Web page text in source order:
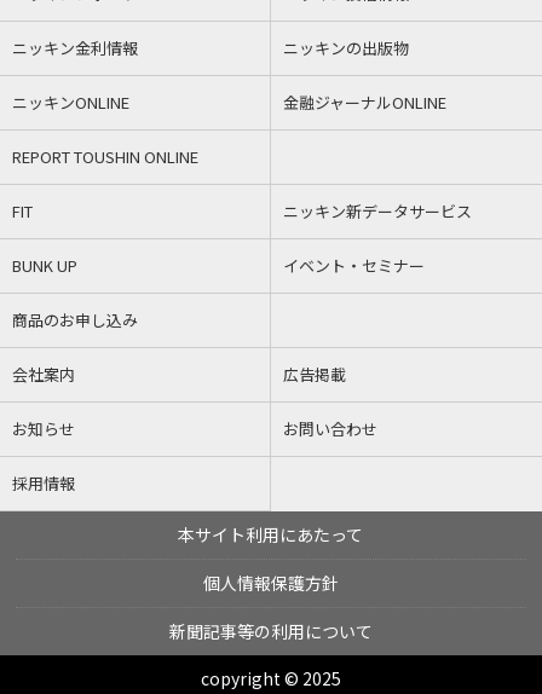
ニッキン金利情報 ニッキンの出版物
ニッキンONLINE 金融ジャーナルONLINE
REPORT TOUSHIN ONLINE
FIT ニッキン新データサービス
BUNK UP イベント・セミナー
商品のお申し込み
会社案内 広告掲載
お知らせ お問い合わせ
採用情報
本サイト利用にあたって
個人情報保護方針
新聞記事等の利用について
copyright © 2025